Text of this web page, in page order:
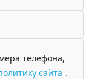
телефона,
сайта .